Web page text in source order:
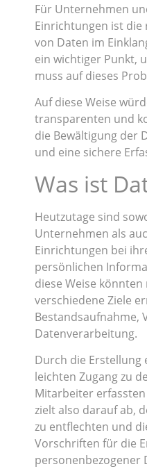
Für Unternehmen
Einrichtungen ist
von Daten im
ein wichtiger Punkt,
muss auf dieses
Auf diese Weise
transparenten und
die Bewältigung der
und eine sichere
Was ist
Heutzutage sind
Unternehmen als
Einrichtungen bei
persönlichen
diese Weise
verschiedene Ziele
Bestandsaufnahme,
Datenverarbeitung.
Durch die Erstellung
leichten Zugang zu
Mitarbeiter
zielt also darauf ab,
zu entflechten und
Vorschriften für die
personenbezogener